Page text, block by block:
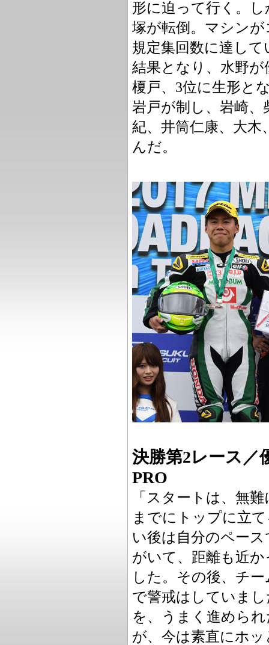
形に迫って行く。
塚が転倒。マシン
規定集回数に達して
結果となり、水野
榎戸、3位に生形と
岩戸が制し、岩崎、
紀、井筒仁康、大木
んだ。
決勝第2レース
PRO
「スタートは、無
までにトップに立
い後は自分のペー
がいて、距離も近
した。その後、チ
で警戒はしていま
を、うまく進めら
が、今は素直にホ